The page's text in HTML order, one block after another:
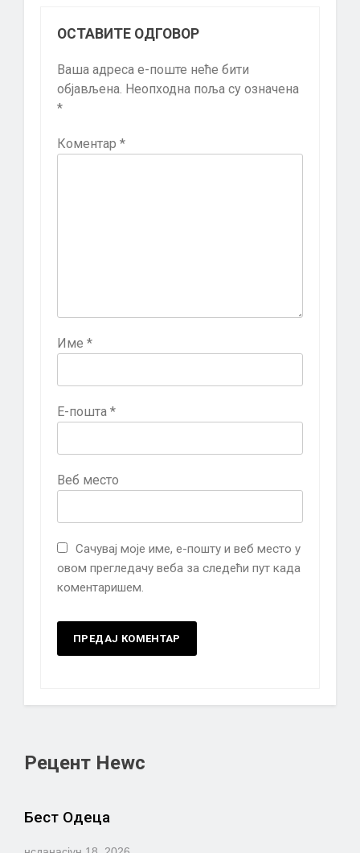
ОСТАВИТЕ ОДГОВОР
Ваша адреса е-поште неће бити
објављена. Неопходна поља су означена
*
Коментар *
Име *
Е-пошта *
Веб место
Сачувај моје име, е-пошту и веб место у
овом прегледачу веба за следећи пут када
коментаришем.
Рецент Неwс
Бест Одеца